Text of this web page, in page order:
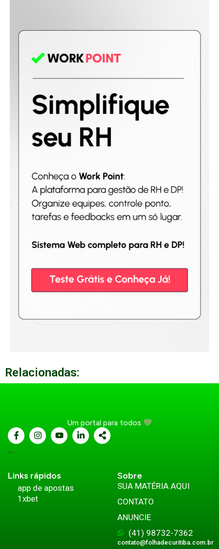
Relacionadas:
Um portal para todos
...
Links rápidos
app de apostas
1xbet
Sobre
SUA MATÉRIA AQUI
CONTATO
ANUNCIE
(41) 98732-7362
contato@folhadecuritiba.com.br